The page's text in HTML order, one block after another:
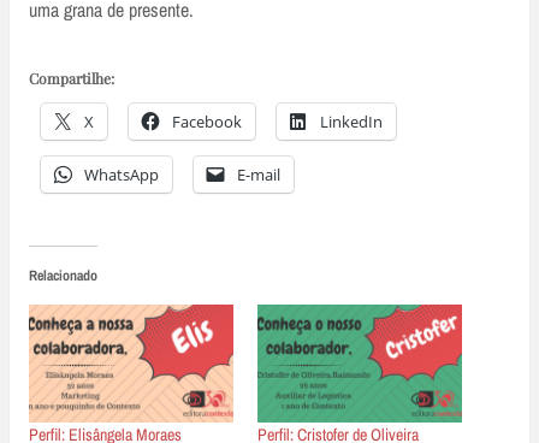
uma grana de presente.
Compartilhe:
X Facebook LinkedIn
WhatsApp E-mail
Relacionado
Perfil: Elisângela Moraes
Perfil: Cristofer de Oliveira